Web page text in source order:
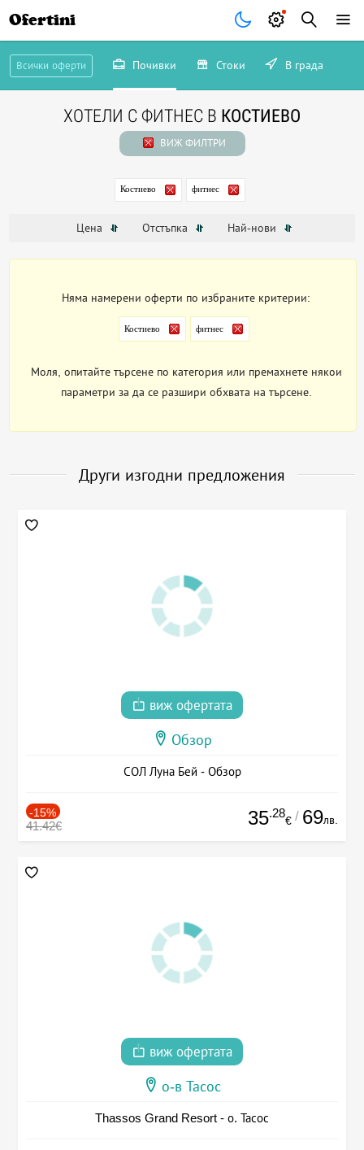
Ofertini
Всички оферти Почивки Стоки В града
ХОТЕЛИ С ФИТНЕС В КОСТИЕВО
ВИЖ ФИЛТРИ
Костиево фитнес
Цена Отстъпка Най-нови
Няма намерени оферти по избраните критерии:
Костиево фитнес
Моля, опитайте търсене по категория или премахнете някои
параметри за да се разшири обхвата на търсене.
Други изгодни предложения
виж офертата
Обзор
СОЛ Луна Бей - Обзор
-15%
41.42€ 35.28
€ / 69лв.
виж офертата
о-в Тасос
Thassos Grand Resort - о. Тасос